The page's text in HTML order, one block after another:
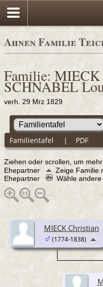
Ahnen Familie
Familie:
SCHNABEL
verh. 29 Mrz 1829
Familientafel | PDF
Ziehen oder scrollen, um
Ehepartner
Zeige Familie
Ehepartner
Wähle andere
MIECK Christian
(1774-1838)